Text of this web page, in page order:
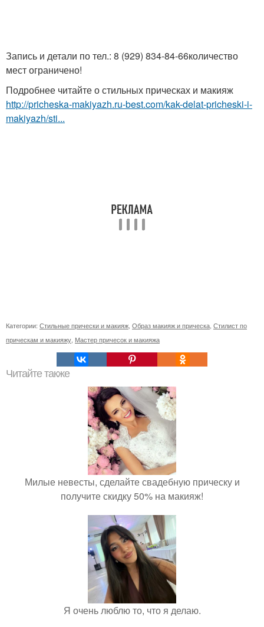
Запись и детали по тел.: 8 (929) 834-84-66количество
мест ограничено!
Подробнее читайте о стильных прическах и макияж
http://pricheska-makiyazh.ru-best.com/kak-delat-pricheski-i-
makiyazh/sti...
Категории: Стильные прически и макияж Образ макияж и прическа Стилист по
прическам и макияжу Мастер причесок и макияжа
Читайте также
Милые невесты, сделайте свадебную прическу и
получите скидку 50% на макияж!
Я очень люблю то, что я делаю.